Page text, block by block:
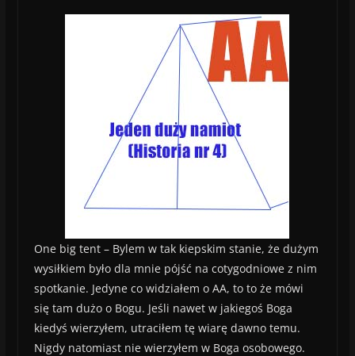
One big tent – Bylem w tak kiepskim stanie, że dużym
wysiłkiem było dla mnie pójść na cotygodniowe z nim
spotkanie. Jedyne co widziałem o AA, to to że mówi
się tam dużo o Bogu. Jeśli nawet w jakiegoś Boga
kiedyś wierzyłem, utraciłem tę wiarę dawno temu.
Nigdy natomiast nie wierzyłem w Boga osobowego.